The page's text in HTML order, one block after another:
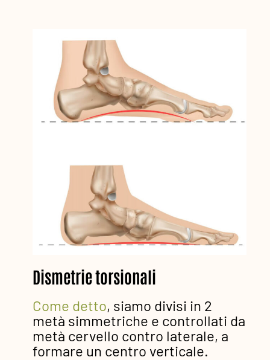
Dismetrie torsionali
Come detto, siamo divisi in 2
metà simmetriche e controllati da
metà cervello contro laterale, a
formare un centro verticale.